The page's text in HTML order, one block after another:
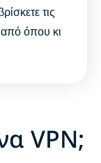
τις
όπου κι
VPN;